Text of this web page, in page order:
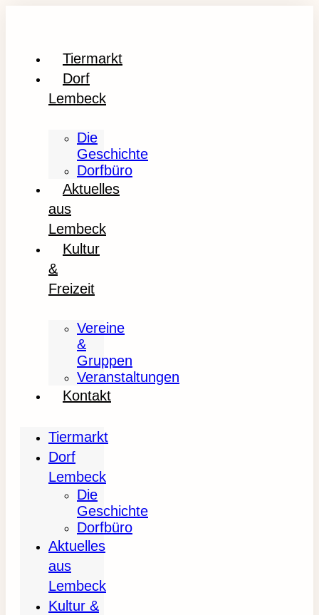
Tiermarkt
Dorf
Lembeck
Die
Geschichte
Dorfbüro
Aktuelles
aus
Lembeck
Kultur
&
Freizeit
Vereine
&
Gruppen
Veranstaltungen
Kontakt
Tiermarkt
Dorf
Lembeck
Die
Geschichte
Dorfbüro
Aktuelles
aus
Lembeck
Kultur &